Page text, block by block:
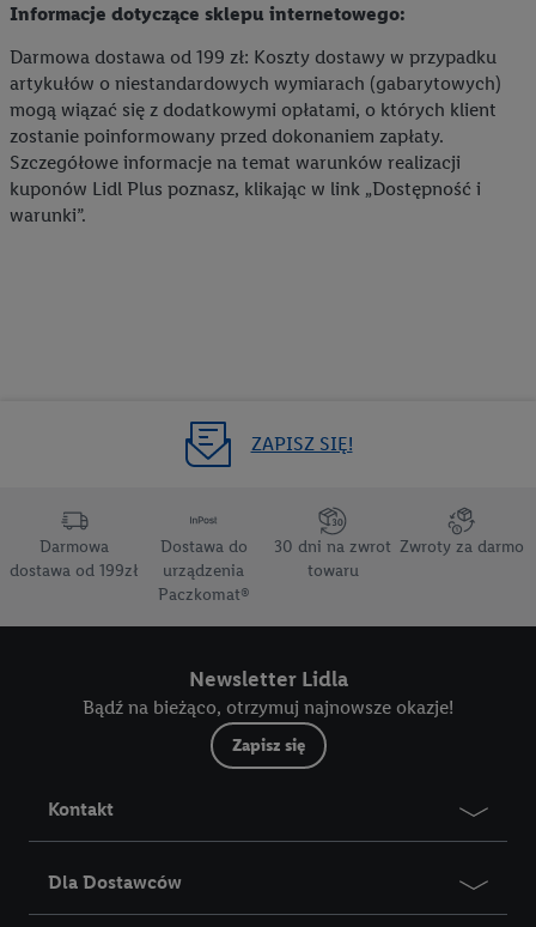
Informacje dotyczące sklepu internetowego:
Darmowa dostawa od 199 zł: Koszty dostawy w przypadku
artykułów o niestandardowych wymiarach (gabarytowych)
mogą wiązać się z dodatkowymi opłatami, o których klient
zostanie poinformowany przed dokonaniem zapłaty.
Szczegółowe informacje na temat warunków realizacji
kuponów Lidl Plus poznasz, klikając w link „Dostępność i
warunki”.
ZAPISZ SIĘ!
Darmowa
dostawa od 199zł
Dostawa do
urządzenia
Paczkomat®
30 dni na zwrot
towaru
Zwroty za darmo
Newsletter Lidla
Bądź na bieżąco, otrzymuj najnowsze okazje!
Zapisz się
Kontakt
Dla Dostawców